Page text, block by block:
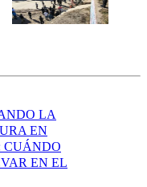
LA
EN
CUÁNDO
EN EL